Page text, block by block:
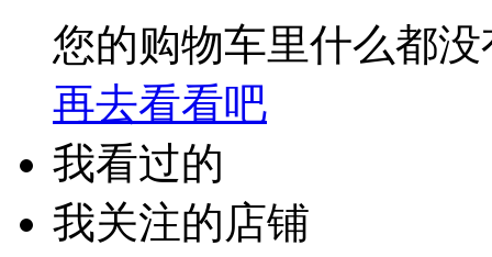
您的购物车里什么都没
再去看看吧
我看过的
我关注的店铺